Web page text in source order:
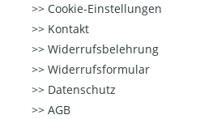
Cookie-Einstellungen
Kontakt
Widerrufsbelehrung
Widerrufsformular
Datenschutz
AGB